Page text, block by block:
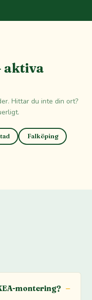
aktiva
Hittar du inte din ort?
Falköping
montering?